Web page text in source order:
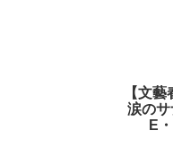
【文
涙の
E